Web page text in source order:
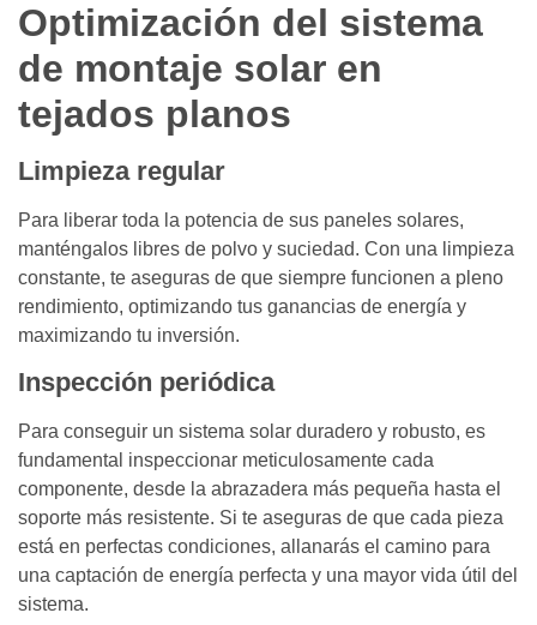
Optimización del sistema
de montaje solar en
tejados planos
Limpieza regular
Para liberar toda la potencia de sus paneles solares,
manténgalos libres de polvo y suciedad. Con una limpieza
constante, te aseguras de que siempre funcionen a pleno
rendimiento, optimizando tus ganancias de energía y
maximizando tu inversión.
Inspección periódica
Para conseguir un sistema solar duradero y robusto, es
fundamental inspeccionar meticulosamente cada
componente, desde la abrazadera más pequeña hasta el
soporte más resistente. Si te aseguras de que cada pieza
está en perfectas condiciones, allanarás el camino para
una captación de energía perfecta y una mayor vida útil del
sistema.